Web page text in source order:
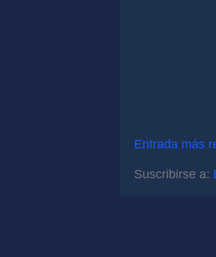
Entrada más
Suscribirse a: